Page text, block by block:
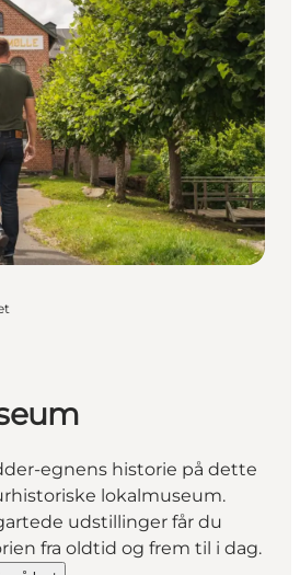
egnens historie på dette
lokalmuseum.
udstillinger får du
fra oldtid og frem til i dag.